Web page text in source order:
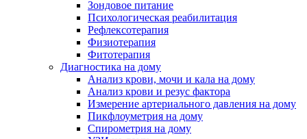
Зондовое питание
Психологическая реабилитация
Рефлексотерапия
Физиотерапия
Фитотерапия
Диагностика на дому
Анализ крови, мочи и кала на дому
Анализ крови и резус фактора
Измерение артериального давления на дому
Пикфлоуметрия на дому
Спирометрия на дому